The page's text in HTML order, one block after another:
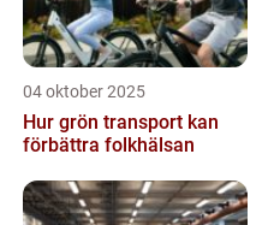
04 oktober 2025
Hur grön transport kan
förbättra folkhälsan